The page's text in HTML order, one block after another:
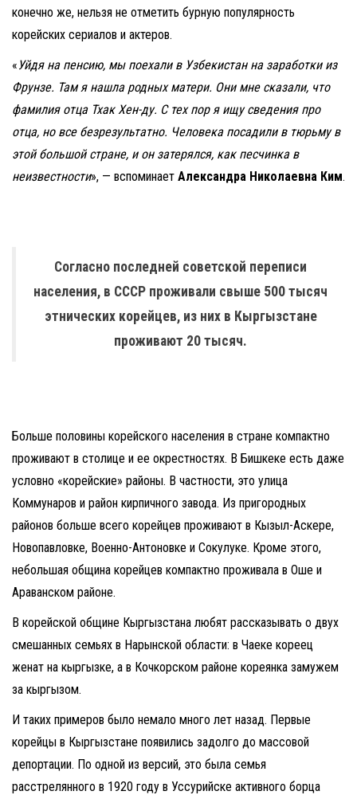
конечно же, нельзя не отметить бурную популярность
корейских сериалов и актеров.
«Уйдя на пенсию, мы поехали в Узбекистан на заработки из
Фрунзе. Там я нашла родных матери. Они мне сказали, что
фамилия отца Тхак Хен-ду. С тех пор я ищу сведения про
отца, но все безрезультатно. Человека посадили в тюрьму в
этой большой стране, и он затерялся, как песчинка в
неизвестности», — вспоминает Александра Николаевна Ким.
Согласно последней советской переписи
населения, в СССР проживали свыше 500 тысяч
этнических корейцев, из них в Кыргызстане
проживают 20 тысяч.
Больше половины корейского населения в стране компактно
проживают в столице и ее окрестностях. В Бишкеке есть даже
условно «корейские» районы. В частности, это улица
Коммунаров и район кирпичного завода. Из пригородных
районов больше всего корейцев проживают в Кызыл-Аскере,
Новопавловке, Военно-Антоновке и Сокулуке. Кроме этого,
небольшая община корейцев компактно проживала в Оше и
Араванском районе.
В корейской общине Кыргызстана любят рассказывать о двух
смешанных семьях в Нарынской области: в Чаеке кореец
женат на кыргызке, а в Кочкорском районе кореянка замужем
за кыргызом.
И таких примеров было немало много лет назад. Первые
корейцы в Кыргызстане появились задолго до массовой
депортации. По одной из версий, это была семья
расстрелянного в 1920 году в Уссурийске активного борца